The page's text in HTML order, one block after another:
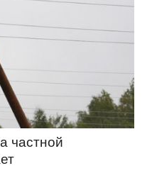
частной